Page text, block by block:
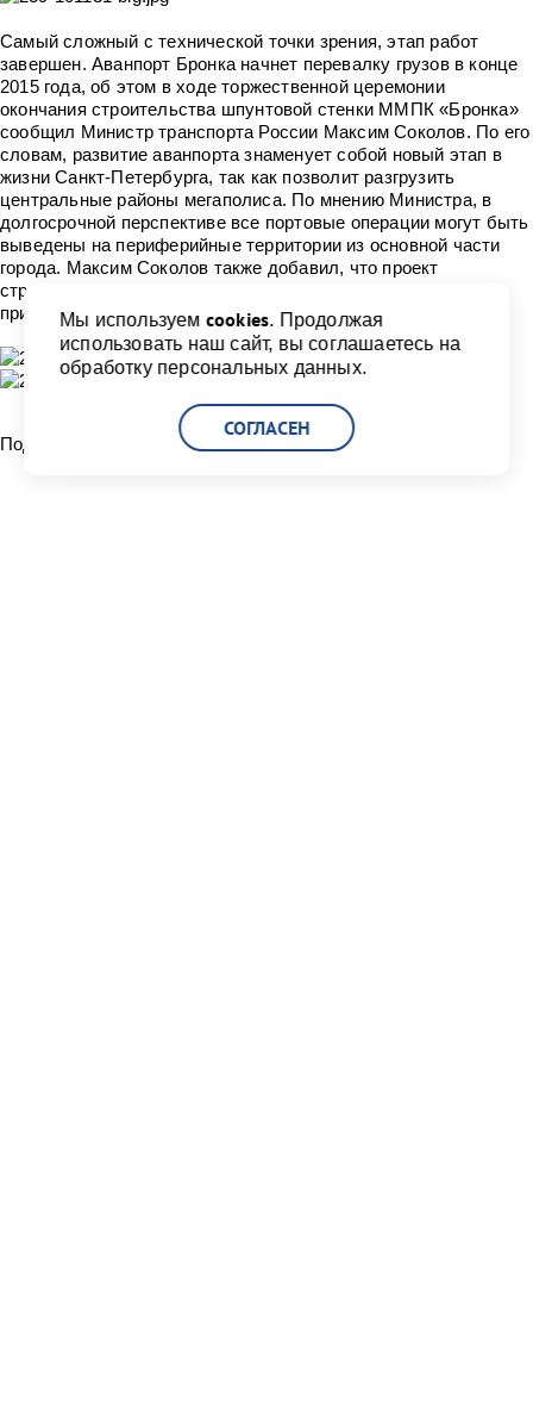
Самый сложный с технической точки зрения, этап работ
завершен. Аванпорт Бронка начнет перевалку грузов в конце
2015 года, об этом в ходе торжественной церемонии
окончания строительства шпунтовой стенки ММПК «Бронка»
сообщил Министр транспорта России Максим Соколов. По его
словам, развитие аванпорта знаменует собой новый этап в
жизни Санкт-Петербурга, так как позволит разгрузить
центральные районы мегаполиса. По мнению Министра, в
долгосрочной перспективе все портовые операции могут быть
выведены на периферийные территории из основной части
города. Максим Соколов также добавил, что проект
строительства аванпорта Бронка является прекрасным
примером сотрудничества государства и бизнеса.
Поделиться:
Мы используем cookies. Продолжая
использовать наш сайт, вы соглашаетесь на
обработку персональных данных.
СОГЛАСЕН